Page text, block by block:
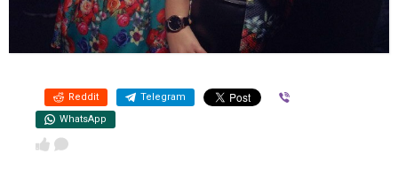
Reddit Telegram
WhatsApp